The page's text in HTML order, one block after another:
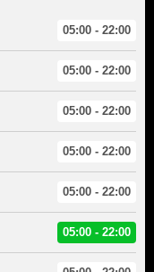
05:00 - 22:00
05:00 - 22:00
05:00 - 22:00
05:00 - 22:00
05:00 - 22:00
05:00 - 22:00